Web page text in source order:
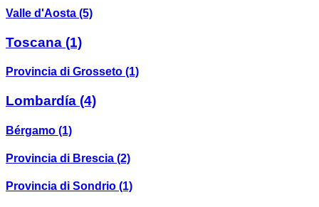
Valle d'Aosta (5)
Toscana (1)
Provincia di Grosseto (1)
Lombardía (4)
Bérgamo (1)
Provincia di Brescia (2)
Provincia di Sondrio (1)